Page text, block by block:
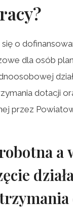
o
dla osób
dotacji
przez
a